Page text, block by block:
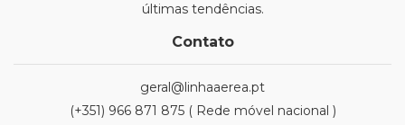
últimas tendências.
Contato
geral@linhaaerea.pt
(+351) 966 871 875 ( Rede móvel nacional )